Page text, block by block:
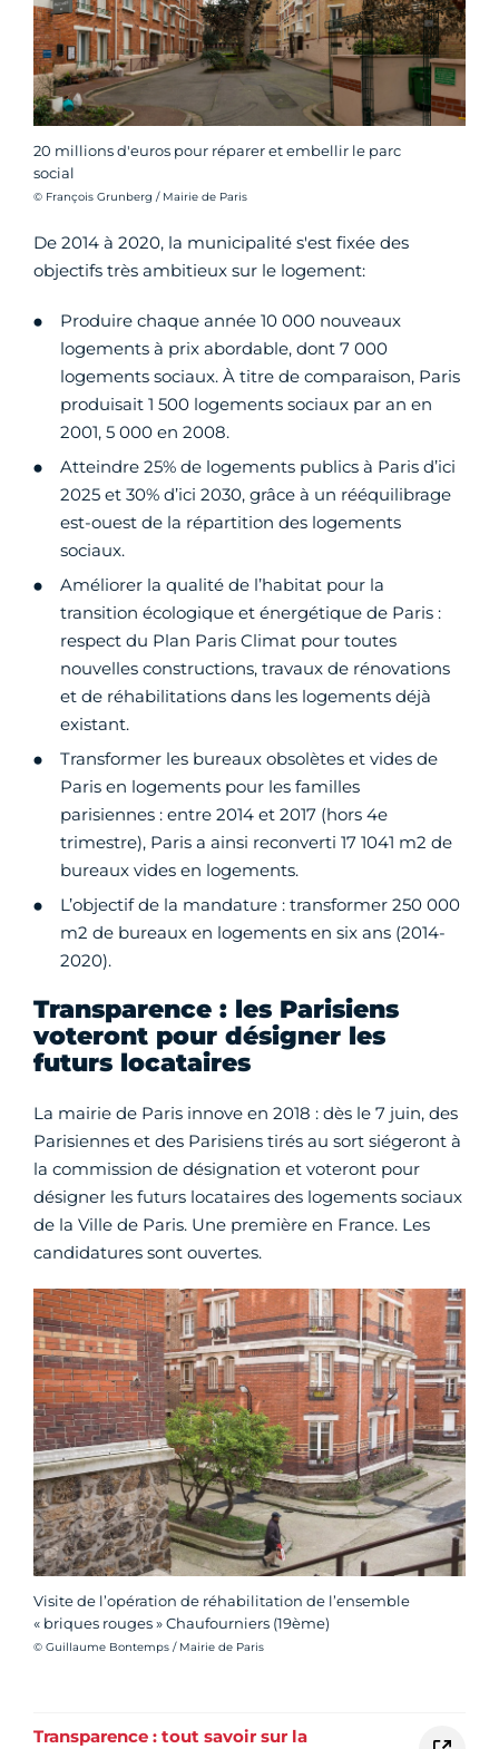
20 millions d'euros pour réparer et embellir le parc
social
Crédit photo :
© François Grunberg / Mairie de Paris
De 2014 à 2020, la municipalité s'est fixée des
objectifs très ambitieux sur le logement:
Produire chaque année 10 000 nouveaux
logements à prix abordable, dont 7 000
logements sociaux. À titre de comparaison, Paris
produisait 1 500 logements sociaux par an en
2001, 5 000 en 2008.
Atteindre 25% de logements publics à Paris d’ici
2025 et 30% d’ici 2030, grâce à un rééquilibrage
est-ouest de la répartition des logements
sociaux.
Améliorer la qualité de l’habitat pour la
transition écologique et énergétique de Paris :
respect du Plan Paris Climat pour toutes
nouvelles constructions, travaux de rénovations
et de réhabilitations dans les logements déjà
existant.
Transformer les bureaux obsolètes et vides de
Paris en logements pour les familles
parisiennes : entre 2014 et 2017 (hors 4e
trimestre), Paris a ainsi reconverti 17 1041 m2 de
bureaux vides en logements.
L’objectif de la mandature : transformer 250 000
m2 de bureaux en logements en six ans (2014-
2020).
Transparence : les Parisiens
voteront pour désigner les
futurs locataires
La mairie de Paris innove en 2018 : dès le 7 juin, des
Parisiennes et des Parisiens tirés au sort siégeront à
la commission de désignation et voteront pour
désigner les futurs locataires des logements sociaux
de la Ville de Paris. Une première en France. Les
candidatures sont ouvertes.
Visite de l’opération de réhabilitation de l’ensemble
« briques rouges » Chaufourniers (19ème)
Crédit photo :
© Guillaume Bontemps / Mairie de Paris
Transparence : tout savoir sur la